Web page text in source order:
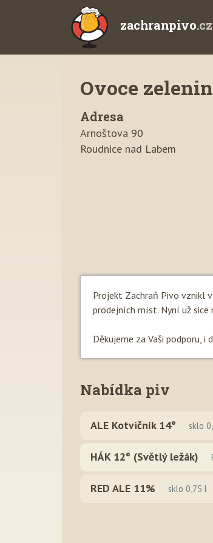
zachranpivo.cz
Ovoce
Adresa
Arnoštova 90
Roudnice nad Labem
Projekt Zachraň Pivo vznikl
prodejních míst. Nyní už
Děkujeme za Vaši podporu, i
Nabídka piv
ALE Kotvičník 14° sklo
HÁK 12° (Světlý ležák)
RED ALE 11% sklo 0,75 l